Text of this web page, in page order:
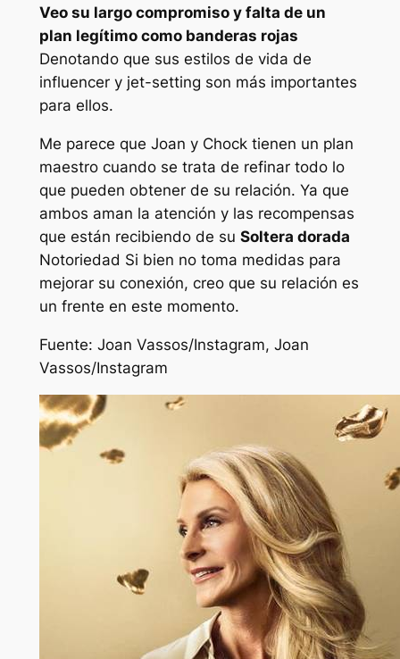
Veo su largo compromiso y falta de un
plan legítimo como banderas rojas
Denotando que sus estilos de vida de
influencer y jet-setting son más importantes
para ellos.
Me parece que Joan y Chock tienen un plan
maestro cuando se trata de refinar todo lo
que pueden obtener de su relación. Ya que
ambos aman la atención y las recompensas
que están recibiendo de su Soltera dorada
Notoriedad Si bien no toma medidas para
mejorar su conexión, creo que su relación es
un frente en este momento.
Fuente: Joan Vassos/Instagram, Joan
Vassos/Instagram